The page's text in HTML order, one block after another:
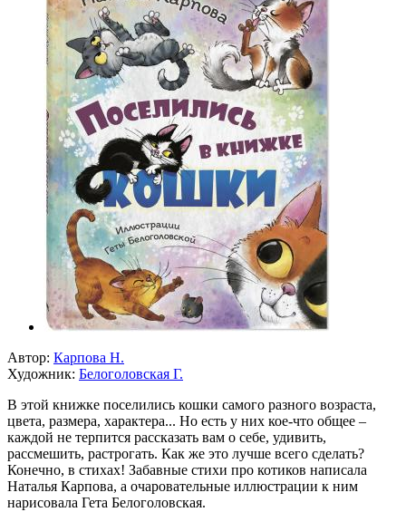
Автор: Карпова Н.
Художник: Белоголовская Г.
В этой книжке поселились кошки самого разного возраста,
цвета, размера, характера... Но есть у них кое-что общее –
каждой не терпится рассказать вам о себе, удивить,
рассмешить, растрогать. Как же это лучше всего сделать?
Конечно, в стихах! Забавные стихи про котиков написала
Наталья Карпова, а очаровательные иллюстрации к ним
нарисовала Гета Белоголовская.